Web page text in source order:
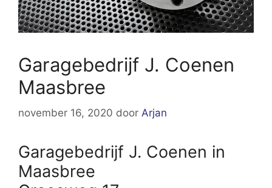
Garagebedrijf J. Coenen
Maasbree
november 16, 2020 door Arjan
Garagebedrijf J. Coenen in
Maasbree